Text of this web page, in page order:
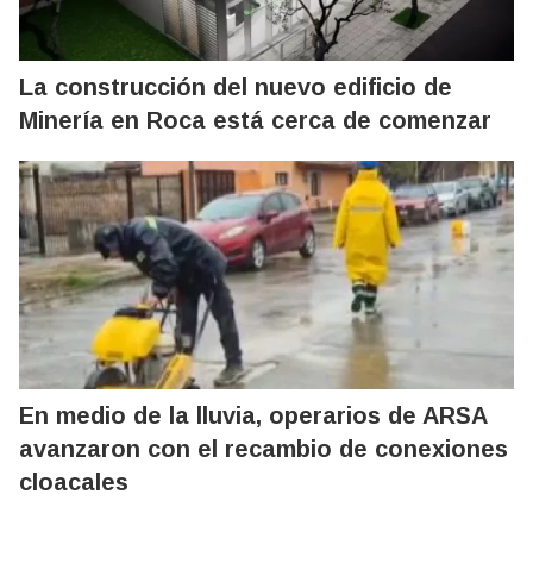
La construcción del nuevo edificio de
Minería en Roca está cerca de comenzar
En medio de la lluvia, operarios de ARSA
avanzaron con el recambio de conexiones
cloacales